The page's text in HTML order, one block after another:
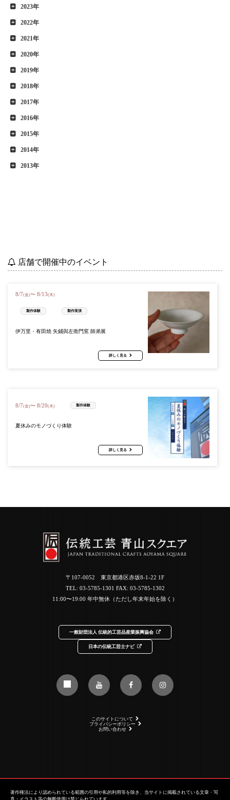
2023年
2022年
2021年
2020年
2019年
2018年
2017年
2016年
2015年
2014年
2013年
店舗で開催中のイベント
8/7(金)〜 8/13(木)
製作体験 製作実演
伊万里・有田焼 矢鋪與左衛門窯 師弟展
詳しく見る
8/7(金)〜 8/20(木) 製作体験
夏休みのモノづくり体験
詳しく見る
〒107-0052 東京都港区赤坂8-1-22 1F
TEL: 03-5785-1301 FAX: 03-5785-1302
11:00〜19:00 年中無休（ただし年末年始を除く）
一般財団法人 伝統的工芸品産業振興協会
日本の伝統工芸士ナビ
このサイトについて
プライバシーポリシー
お問い合わせ
著作権法により認められている範囲の引用や私的利用等を除き、当サイトに掲載されている文章・写